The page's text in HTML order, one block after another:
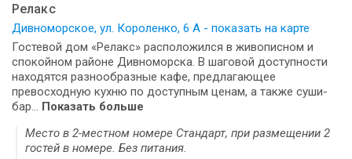
Релакс
Дивноморское, ул. Короленко, 6 А - показать на карте
Гостевой дом «Релакс» расположился в живописном и
спокойном районе Дивноморска. В шаговой доступности
находятся разнообразные кафе, предлагающее
превосходную кухню по доступным ценам, а также суши-
бар... Показать больше
Место в 2-местном номере Стандарт, при размещении 2
гостей в номере. Без питания.